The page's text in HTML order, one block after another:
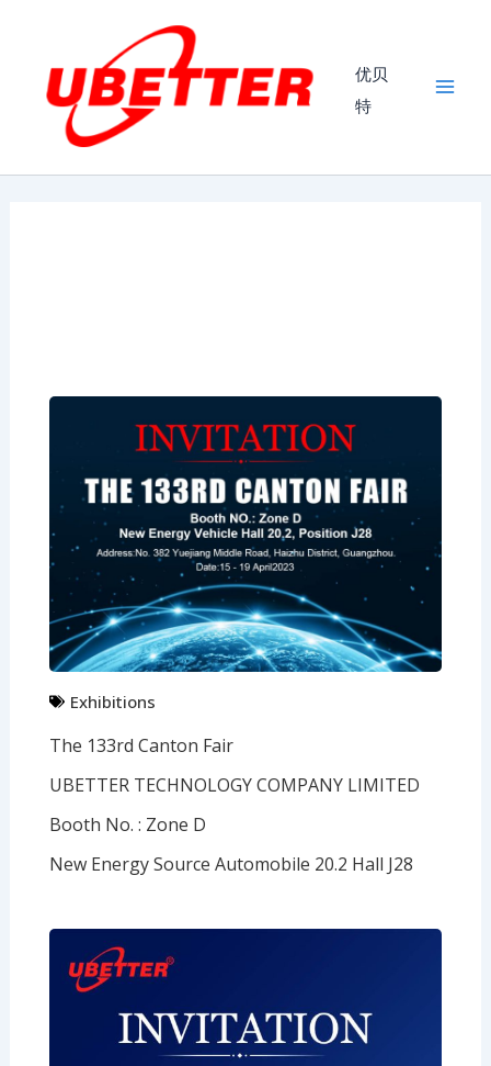
优贝
特
Exhibitions
The 133rd Canton Fair
UBETTER TECHNOLOGY COMPANY LIMITED
Booth No. : Zone D
New Energy Source Automobile 20.2 Hall J28